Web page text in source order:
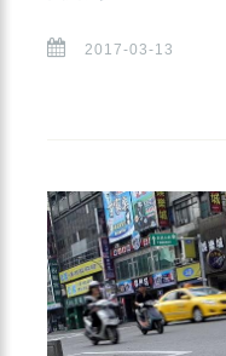
2017-03-13